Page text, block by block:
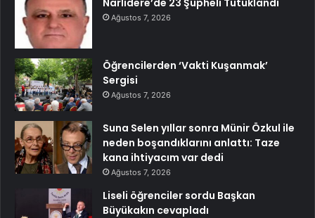
Ağustos 7, 2026
Öğrencilerden ‘Vakti Kuşanmak’
Sergisi
Ağustos 7, 2026
Suna Selen yıllar sonra Münir Özkul ile
neden boşandıklarını anlattı: Taze
kana ihtiyacım var dedi
Ağustos 7, 2026
Liseli öğrenciler sordu Başkan
Büyükakın cevapladı